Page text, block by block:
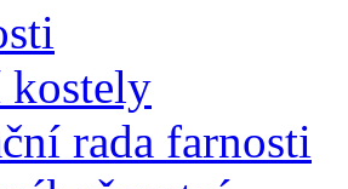
rada farnosti